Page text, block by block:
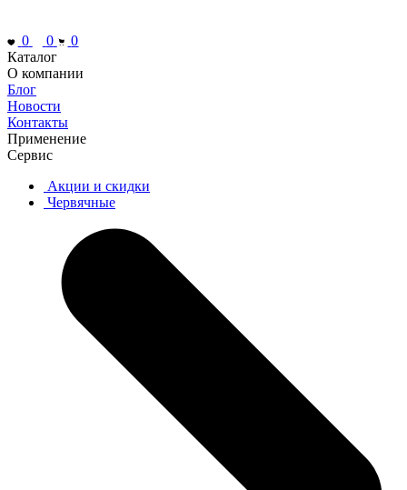
0 0
0
Каталог
О компании
Блог
Новости
Контакты
Применение
Сервис
Акции и скидки
Червячные